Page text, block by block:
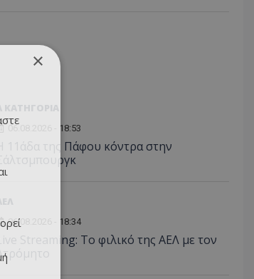
06.08.2026 - 18:53
Η 11άδα της Πάφου κόντρα στην
Σάλτσμπουργκ
06.08.2026 - 18:34
Streaming: Το φιλικό της ΑΕΛ με τον
×